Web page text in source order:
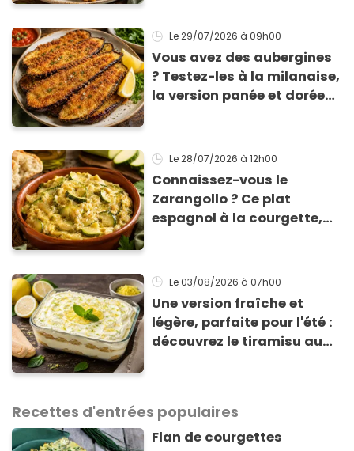
Le 29/07/2026 à 09h00
Vous avez des aubergines
? Testez-les à la milanaise,
la version panée et dorée
Le 28/07/2026 à 12h00
Connaissez-vous le
Zarangollo ? Ce plat
espagnol à la courgette,
Le 03/08/2026 à 07h00
Une version fraîche et
légère, parfaite pour l'été :
découvrez le tiramisu au
Recettes d'entrées populaires
Flan de courgettes